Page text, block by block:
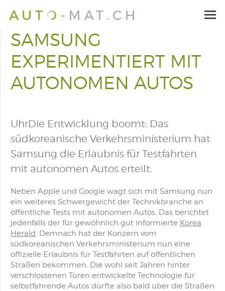
SAMSUNG
EXPERIMENTIERT MIT
AUTONOMEN AUTOS
UhrDie Entwicklung boomt: Das
südkoreanische Verkehrsministerium hat
Samsung die Erlaubnis für Testfahrten
mit autonomen Autos erteilt.
Neben Apple und Google wagt sich mit Samsung nun
ein weiteres Schwergewicht der Technikbranche an
öffentliche Tests mit autonomen Autos. Das berichtet
jedenfalls der für gewöhnlich gut informierte Korea
Herald. Demnach hat der Konzern vom
südkoreanischen Verkehrsministerium nun eine
offizielle Erlaubnis für Testfahrten auf öffentlichen
Straßen bekommen. Die wohl seit Jahren hinter
verschlossenen Türen entwickelte Technologie für
selbstfahrende Autos dürfte also bald über die Straßen